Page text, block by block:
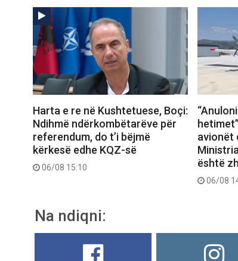
Harta e re në Kushtetuese, Boçi:
Ndihmë ndërkombëtarëve për
referendum, do t’i bëjmë
kërkesë edhe KQZ-së
06/08 15:10
avionët
është
06/08
Na ndiqni: